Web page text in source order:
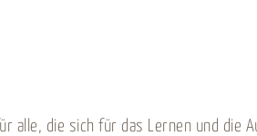
die sich für das Lernen und die